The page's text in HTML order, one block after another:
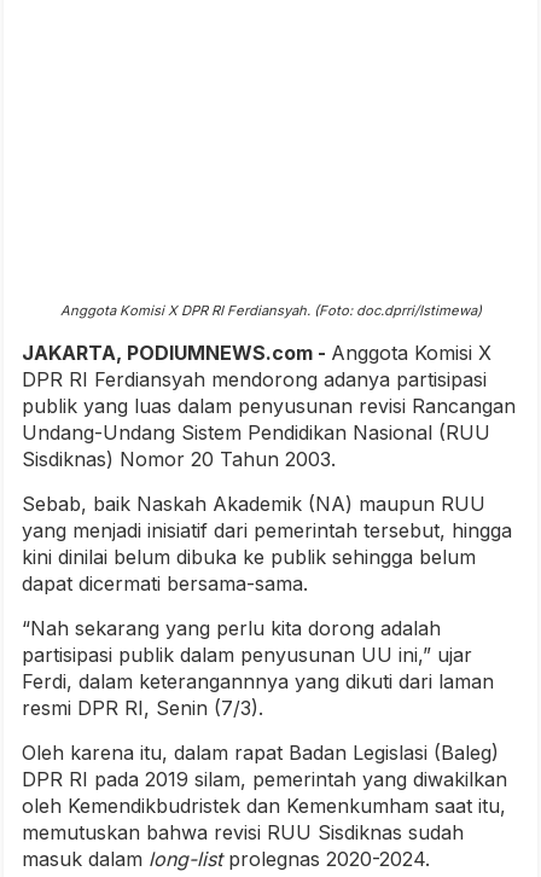
Anggota Komisi X DPR RI Ferdiansyah. (Foto: doc.dprri/Istimewa)
JAKARTA, PODIUMNEWS.com - Anggota Komisi X
DPR RI Ferdiansyah mendorong adanya partisipasi
publik yang luas dalam penyusunan revisi Rancangan
Undang-Undang Sistem Pendidikan Nasional (RUU
Sisdiknas) Nomor 20 Tahun 2003.
Sebab, baik Naskah Akademik (NA) maupun RUU
yang menjadi inisiatif dari pemerintah tersebut, hingga
kini dinilai belum dibuka ke publik sehingga belum
dapat dicermati bersama-sama.
“Nah sekarang yang perlu kita dorong adalah
partisipasi publik dalam penyusunan UU ini,” ujar
Ferdi, dalam keterangannnya yang dikuti dari laman
resmi DPR RI, Senin (7/3).
Oleh karena itu, dalam rapat Badan Legislasi (Baleg)
DPR RI pada 2019 silam, pemerintah yang diwakilkan
oleh Kemendikbudristek dan Kemenkumham saat itu,
memutuskan bahwa revisi RUU Sisdiknas sudah
masuk dalam long-list prolegnas 2020-2024.